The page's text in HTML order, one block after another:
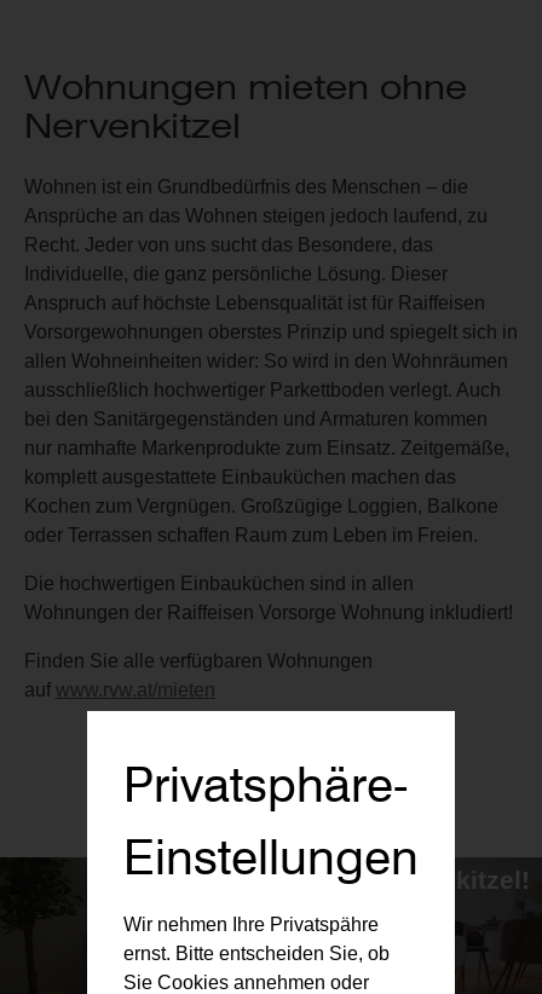
Wohnungen mieten ohne
Nervenkitzel
Wohnen ist ein Grundbedürfnis des Menschen – die
Ansprüche an das Wohnen steigen jedoch laufend, zu
Recht. Jeder von uns sucht das Besondere, das
Individuelle, die ganz persönliche Lösung. Dieser
Anspruch auf höchste Lebensqualität ist für Raiffeisen
Vorsorgewohnungen oberstes Prinzip und spiegelt sich in
allen Wohneinheiten wider: So wird in den Wohnräumen
ausschließlich hochwertiger Parkettboden verlegt. Auch
bei den Sanitärgegenständen und Armaturen kommen
nur namhafte Markenprodukte zum Einsatz. Zeitgemäße,
komplett ausgestattete Einbauküchen machen das
Kochen zum Vergnügen. Großzügige Loggien, Balkone
oder Terrassen schaffen Raum zum Leben im Freien.
Die hochwertigen Einbauküchen sind in allen
Wohnungen der Raiffeisen Vorsorge Wohnung inkludiert!
Finden Sie alle verfügbaren Wohnungen
auf www.rvw.at/mieten
Investment ohne Nervenkitzel!
Privatsphäre-
Einstellungen
Wir nehmen Ihre Privatspähre
ernst. Bitte entscheiden Sie, ob
Sie Cookies annehmen oder